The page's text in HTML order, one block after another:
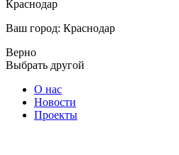
Краснодар
Ваш город: Краснодар
Верно
Выбрать другой
О нас
Новости
Проекты